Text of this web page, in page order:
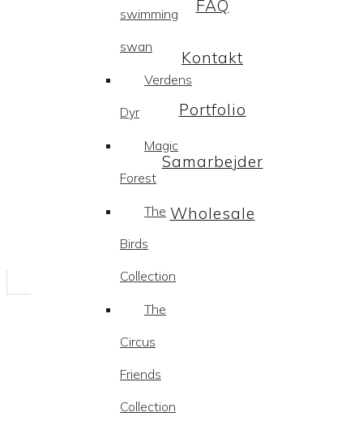
swimming
swan
Verdens
Dyr
Magic
Forest
The
Birds
Collection
The
Circus
Friends
Collection
FAQ
Kontakt
Portfolio
Samarbejder
Wholesale